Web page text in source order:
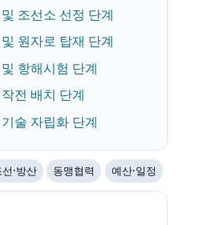
조선소 선정 단계
원자로 탑재 단계
항해시험 단계
전 배치 단계
술 자립화 단계
선·방산 동맹협력 예산·일정